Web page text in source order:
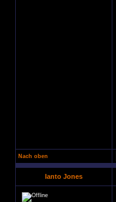
Nach oben
Ianto Jones